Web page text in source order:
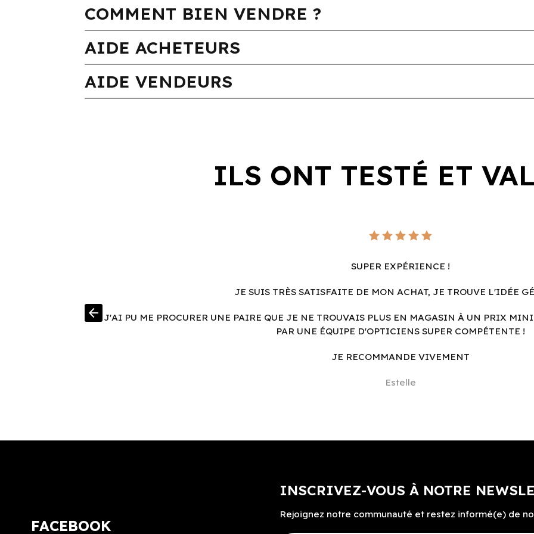
COMMENT BIEN VENDRE ?
AIDE ACHETEURS
AIDE VENDEURS
ILS ONT TESTÉ ET
SUPER EXPÉRIENCE !
JE SUIS TRÈS SATISFAITE DE MON ACHAT, JE TROUVE L'IDÉE
J'AI PU ME PROCURER UNE PAIRE QUE JE NE TROUVAIS PLUS EN MAGASIN À UN PRIX
PAR UNE ÉQUIPE D'OPTICIENS SUPER COMPÉTENTE !
JE RECOMMANDE VIVEMENT
Estelle
arrow_back
FACEBOOK
INSCRIVEZ-VOUS À NOTRE
Rejoignez notre communauté et restez informé(e) de